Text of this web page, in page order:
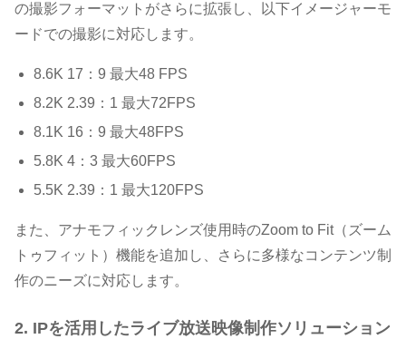
の撮影フォーマットがさらに拡張し、以下イメージャーモ
ードでの撮影に対応します。
8.6K 17：9 最大48 FPS
8.2K 2.39：1 最大72FPS
8.1K 16：9 最大48FPS
5.8K 4：3 最大60FPS
5.5K 2.39：1 最大120FPS
また、アナモフィックレンズ使用時のZoom to Fit（ズーム
トゥフィット）機能を追加し、さらに多様なコンテンツ制
作のニーズに対応します。
2. IPを活用したライブ放送映像制作ソリューション